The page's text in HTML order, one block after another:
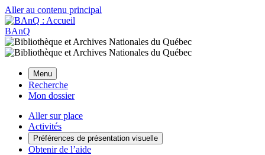
Aller au contenu principal
BAnQ
Menu
Recherche
Mon dossier
Aller sur place
Activités
Préférences de présentation visuelle
Obtenir de l’aide